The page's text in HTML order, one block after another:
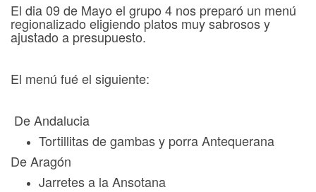
El dia 09 de Mayo el grupo 4 nos preparó un menú
regionalizado eligiendo platos muy sabrosos y
ajustado a presupuesto.
El menú fué el siguiente:
De Andalucia
Tortillitas de gambas y porra Antequerana
De Aragón
Jarretes a la Ansotana